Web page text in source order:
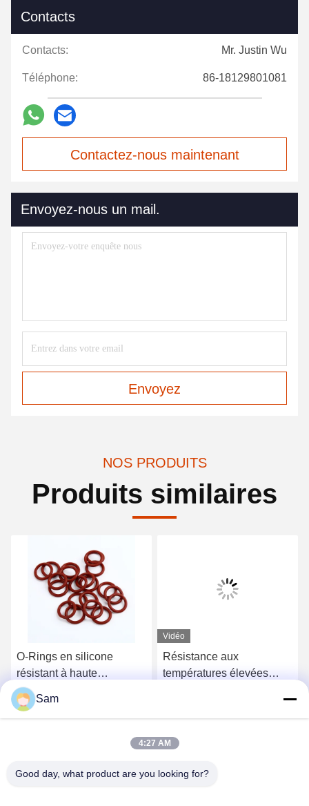
Contacts
Contacts: Mr. Justin Wu
Téléphone: 86-18129801081
Contactez-nous maintenant
Envoyez-nous un mail.
Envoyez
NOS PRODUITS
Produits similaires
O-Rings en silicone
résistant à haute
température pour
l'étanchéité à haute
température à usage
Obtenez le meilleur prix
Vidéo
Résistance aux
températures élevées
joints de serrage
Sam
4:27 AM
Good day, what product are you looking for?